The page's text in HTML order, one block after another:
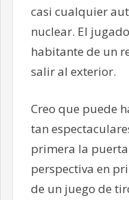
casi cualquier
nuclear. El
habitante de un
salir al exterior.
Creo que puede
tan
primera la
perspectiva en
de un juego de